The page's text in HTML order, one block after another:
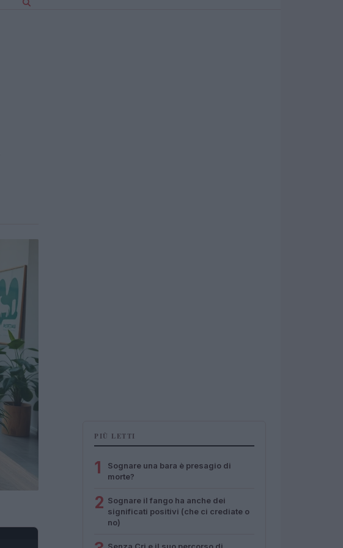
PIÙ LETTI
1
Sognare una bara è presagio di
morte?
2 Sognare il fango ha anche dei
significati positivi (che ci crediate o
no)